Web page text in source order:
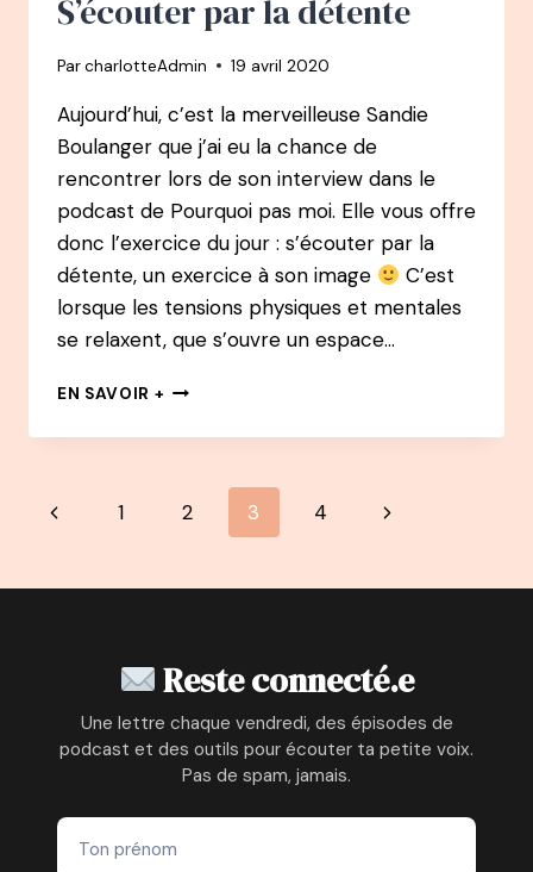
S’écouter par la détente
ParcharlotteAdmin 19 avril 2020
Aujourd’hui, c’est la merveilleuse Sandie
Boulanger que j’ai eu la chance de
rencontrer lors de son interview dans le
podcast de Pourquoi pas moi. Elle vous offre
donc l’exercice du jour : s’écouter par la
détente, un exercice à son image
C’est
lorsque les tensions physiques et mentales
se relaxent, que s’ouvre un espace…
EN SAVOIR + S’ÉCOUTER
LA
Navigation
Page
1 2 3 4
Page
Reste connecté.e
Une lettre chaque vendredi, des épisodes de
podcast et des outils pour écouter ta petite voix.
Pas de spam, jamais.